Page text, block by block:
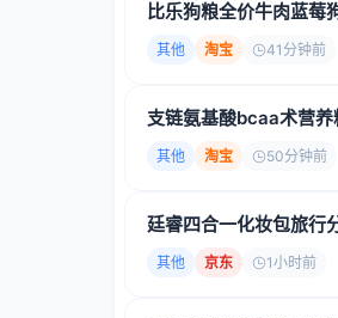
比乐狗粮全价牛肉蓝莓
其他 淘宝 41分钟前
支链氨基酸bcaa术营
其他 淘宝 50分钟前
廷睿四合一化妆包旅行
其他 京东 1小时前